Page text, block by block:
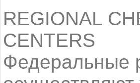
REGIONAL
CENTERS
Федеральные